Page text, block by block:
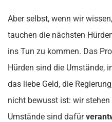
Aber selbst, wenn wir
tauchen die nächsten
ins Tun zu kommen. Das
Hürden sind die Umstände,
das liebe Geld, die
nicht bewusst ist: wir
Umstände sind dafür